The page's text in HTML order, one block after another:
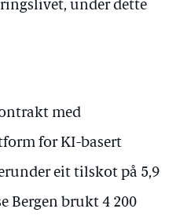
under dette
med
for KI-basert
eit tilskot på 5,9
Bergen brukt 4 200